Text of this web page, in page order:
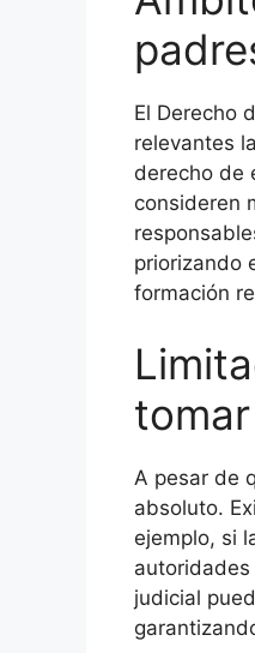
El Derecho
relevantes
derecho de
consideren
priorizando
formación
A pesar de
absoluto.
ejemplo, si
judicial